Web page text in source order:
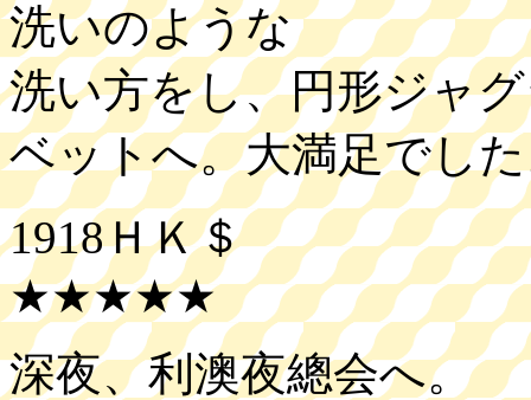
洗いのような
洗い方をし、円形ジャ
ベットへ。大満足でし
1918ＨＫ＄
★★★★★
深夜、利澳夜總会へ。